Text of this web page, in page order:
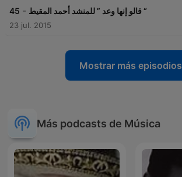
45 - قالو إنها وعد ” للمنشد أحمد المقيط “
23 jul. 2015
Mostrar más episodios
Más podcasts de Música